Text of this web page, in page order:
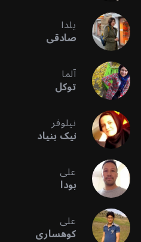
یلدا
صادقی
آلما
توکل
نیلوفر
نیک بنیاد
علی
بودا
علی
کوهساری